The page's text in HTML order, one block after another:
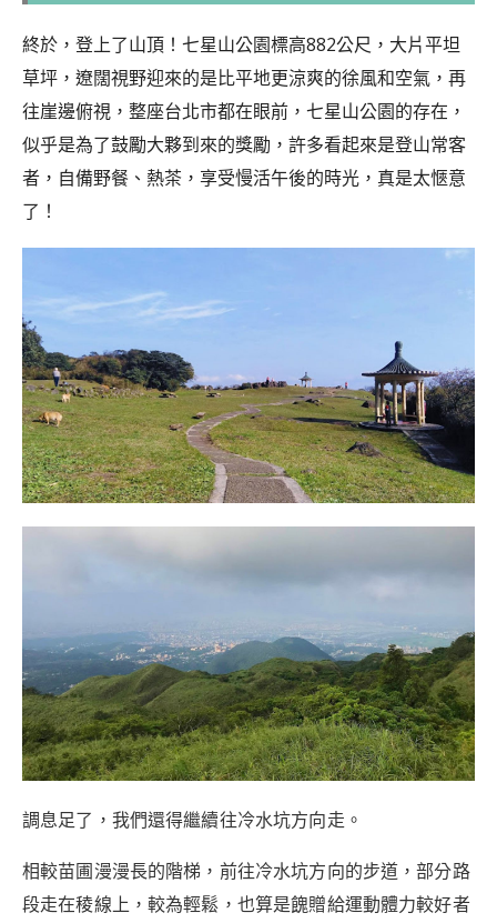
終於，登上了山頂！七星山公園標高882公尺，大片平坦
草坪，遼闊視野迎來的是比平地更涼爽的徐風和空氣，再
往崖邊俯視，整座台北市都在眼前，七星山公園的存在，
似乎是為了鼓勵大夥到來的獎勵，許多看起來是登山常客
者，自備野餐、熱茶，享受慢活午後的時光，真是太愜意
了！
調息足了，我們還得繼續往冷水坑方向走。
相較苗圃漫漫長的階梯，前往冷水坑方向的步道，部分路
段走在稜線上，較為輕鬆，也算是餽贈給運動體力較好者